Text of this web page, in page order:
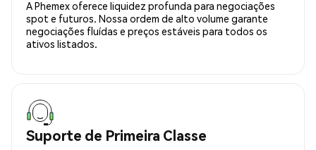
A Phemex oferece liquidez profunda para negociações
spot e futuros. Nossa ordem de alto volume garante
negociações fluídas e preços estáveis para todos os
ativos listados.
Suporte de Primeira Classe